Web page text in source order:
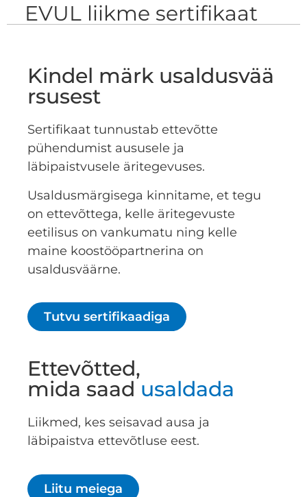
EVUL liikme sertifikaat
Kindel märk usaldusvää
rsusest
Sertifikaat tunnustab ettevõtte
pühendumist aususele ja
läbipaistvusele äritegevuses.
Usaldusmärgisega kinnitame, et tegu
on ettevõttega, kelle äritegevuste
eetilisus on vankumatu ning kelle
maine koostööpartnerina on
usaldusväärne.
Tutvu sertifikaadiga
Ettevõtted,
mida saad usaldada
Liikmed, kes seisavad ausa ja
läbipaistva ettevõtluse eest.
Liitu meiega